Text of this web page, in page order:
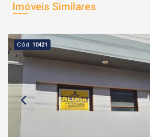
Imóveis Similares
Cód. 10421